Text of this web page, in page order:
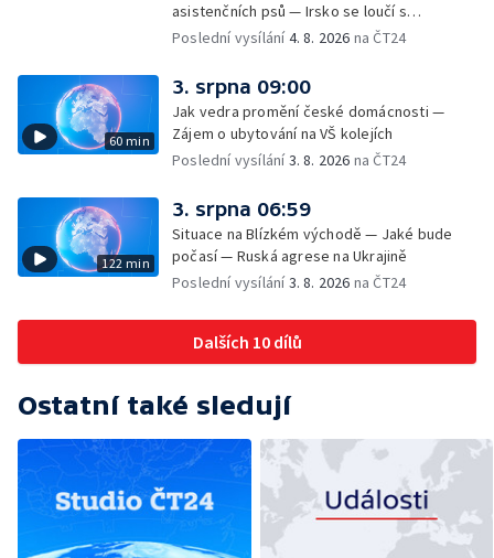
asistenčních psů — Irsko se loučí s
hudebníkem Glenem Hansardem
Poslední vysílání4. 8. 2026 na ČT24
60 min
3. srpna 09:00
Jak vedra promění české domácnosti —
Zájem o ubytování na VŠ kolejích
Poslední vysílání3. 8. 2026 na ČT24
122 min
3. srpna 06:59
Situace na Blízkém východě — Jaké bude
počasí — Ruská agrese na Ukrajině
Poslední vysílání3. 8. 2026 na ČT24
Dalších 10 dílů
Ostatní také sledují